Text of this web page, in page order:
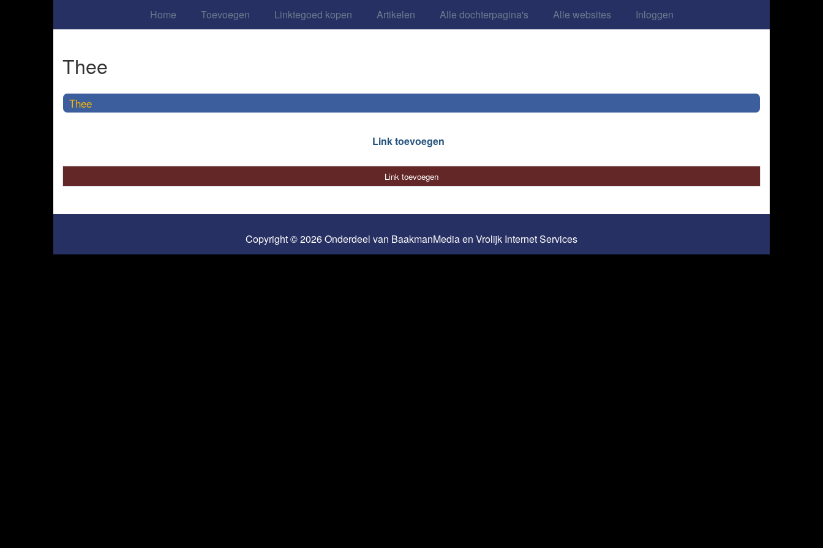
Home Toevoegen Linktegoed kopen Artikelen Alle dochterpagina's Alle websites Inloggen
Thee
Thee
Link toevoegen
Link toevoegen
Copyright © 2026 Onderdeel van BaakmanMediaen Vrolijk Internet Services